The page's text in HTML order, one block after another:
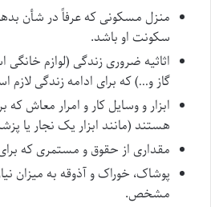
منزل مسکونی که عرفاً در شأن
سکونت او باشد.
اثاثیه ضروری زندگی (لوازم
گاز و…) که برای ادامه زندگی لازم
ابزار و وسایل کار و امرار معاش
هستند (مانند ابزار یک نجار یا
مقداری از حقوق و مستمری که
پوشاک، خوراک و آذوقه به میزان
مشخص.